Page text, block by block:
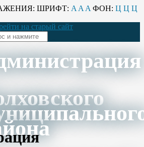
ШРИФТ: A A A ФОН: Ц Ц Ц
на старый сайт